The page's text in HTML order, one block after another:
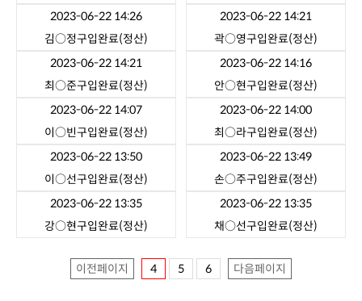
2023-06-22 14:26
김○정구입완료(정산)
2023-06-22 14:21
곽○영구입완료(정산)
2023-06-22 14:21
최○준구입완료(정산)
2023-06-22 14:16
안○현구입완료(정산)
2023-06-22 14:07
이○빈구입완료(정산)
2023-06-22 14:00
최○라구입완료(정산)
2023-06-22 13:50
이○선구입완료(정산)
2023-06-22 13:49
손○주구입완료(정산)
2023-06-22 13:35
강○현구입완료(정산)
2023-06-22 13:35
채○선구입완료(정산)
이전페이지 4 5 6 다음페이지